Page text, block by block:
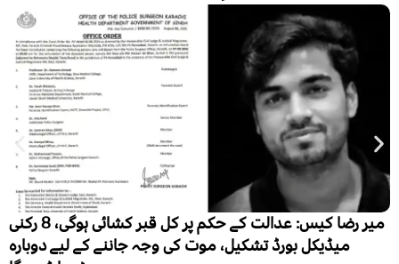
میر رضا کیس: عدالت کے حکم پر کل قبر کشائی ہوگی، 8 رکنی
لیے دوبارہ
ہزار نئے